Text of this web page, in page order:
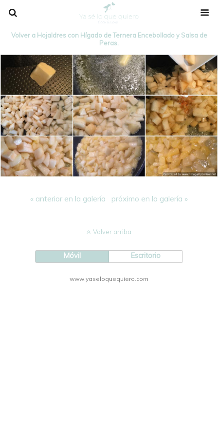
Volver a Hojaldres con Hígado de Ternera Encebollado y Salsa de
Peras.
« anterior en la galería próximo en la galería »
Volver arriba
Móvil Escritorio
www.yaseloquequiero.com